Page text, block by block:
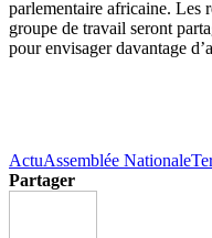
parlementaire africaine. Les
groupe de travail seront
pour envisager davantage
ActuAssemblée Nationale
Partager